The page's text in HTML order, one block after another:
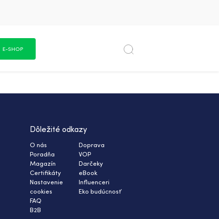
E-SHOP
Dôležité odkazy
O nás
Poradňa
Magazín
Certifikáty
Nastavenie
cookies
FAQ
B2B
Doprava
VOP
Darčeky
eBook
Influenceri
Eko budúcnosť